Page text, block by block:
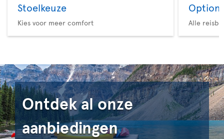
Stoelkeuze
Kies voor meer comfort
Option
Alle
Ontdek al onze
aanbiedingen